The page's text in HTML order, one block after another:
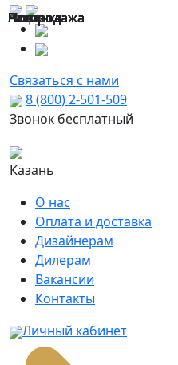
Связаться с нами
8 (800) 2-501-509
Звонок бесплатный
Казань
О нас
Оплата и доставка
Дизайнерам
Дилерам
Вакансии
Контакты
Личный кабинет
Новинка
Распродажа
Распродажа
Новинка
Новинка
Новинка
Новинка
Распродажа
Новинка
Новинка
Распродажа
Новинка
Акция
Распродажа
Распродажа
Новинка